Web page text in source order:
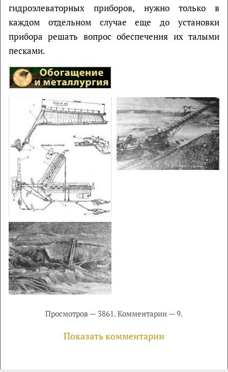
гидроэлеваторных приборов, нужно только в
каждом отдельном случае еще до установки
прибора решать вопрос обеспечения их талыми
песками.
Просмотров — 3861. Комментарии — 9.
Показать комментарии